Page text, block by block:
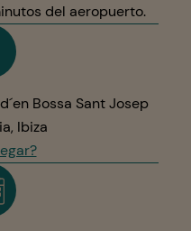
del aeropuerto.
Bossa Sant Josep
Ibiza